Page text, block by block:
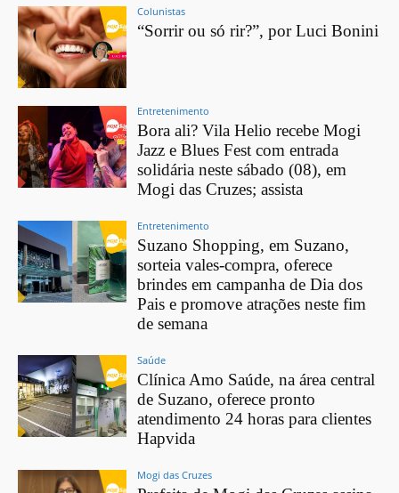
Colunistas
“Sorrir ou só rir?”, por Luci Bonini
Entretenimento
Bora ali? Vila Helio recebe Mogi
Jazz e Blues Fest com entrada
solidária neste sábado (08), em
Mogi das Cruzes; assista
Entretenimento
Suzano Shopping, em Suzano,
sorteia vales-compra, oferece
brindes em campanha de Dia dos
Pais e promove atrações neste fim
de semana
Saúde
Clínica Amo Saúde, na área central
de Suzano, oferece pronto
atendimento 24 horas para clientes
Hapvida
Mogi das Cruzes